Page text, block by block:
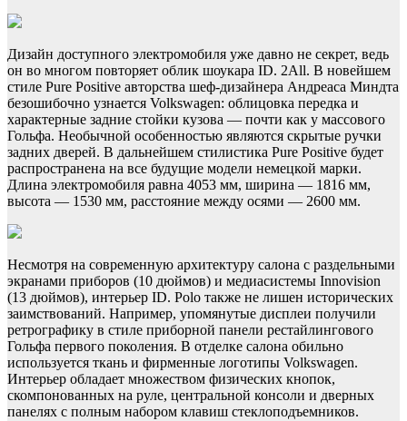
Дизайн доступного электромобиля уже давно не секрет, ведь
он во многом повторяет облик шоукара ID. 2All. В новейшем
стиле Pure Positive авторства шеф-дизайнера Андреаса Миндта
безошибочно узнается Volkswagen: облицовка передка и
характерные задние стойки кузова — почти как у массового
Гольфа. Необычной особенностью являются скрытые ручки
задних дверей. В дальнейшем стилистика Pure Positive будет
распространена на все будущие модели немецкой марки.
Длина электромобиля равна 4053 мм, ширина — 1816 мм,
высота — 1530 мм, расстояние между осями — 2600 мм.
Несмотря на современную архитектуру салона с раздельными
экранами приборов (10 дюймов) и медиасистемы Innovision
(13 дюймов), интерьер ID. Polo также не лишен исторических
заимствований. Например, упомянутые дисплеи получили
ретрографику в стиле приборной панели рестайлингового
Гольфа первого поколения. В отделке салона обильно
используется ткань и фирменные логотипы Volkswagen.
Интерьер обладает множеством физических кнопок,
скомпонованных на руле, центральной консоли и дверных
панелях с полным набором клавиш стеклоподъемников.